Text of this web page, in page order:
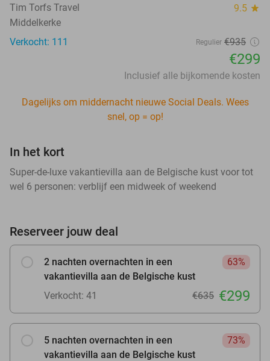
Tim Torfs Travel 9.5 star
Middelkerke
Verkocht: 111
Regulier €935
€299
Inclusief alle bijkomende kosten
Dagelijks om middernacht nieuwe Social Deals. Wees
snel, op = op!
In het kort
Super-de-luxe vakantievilla aan de Belgische kust voor tot
wel 6 personen: verblijf een midweek of weekend
Reserveer jouw deal
2 nachten overnachten in een
vakantievilla aan de Belgische kust
63%
Verkocht: 41 €635 €299
5 nachten overnachten in een
vakantievilla aan de Belgische kust
73%